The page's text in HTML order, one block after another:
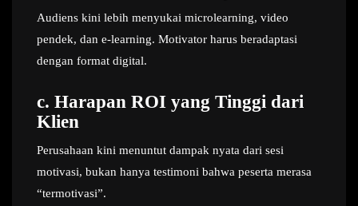
Audiens kini lebih menyukai microlearning, video
pendek, dan e-learning. Motivator harus beradaptasi
dengan format digital.
c. Harapan ROI yang Tinggi dari
Klien
Perusahaan kini menuntut dampak nyata dari sesi
motivasi, bukan hanya testimoni bahwa peserta merasa
“termotivasi”.